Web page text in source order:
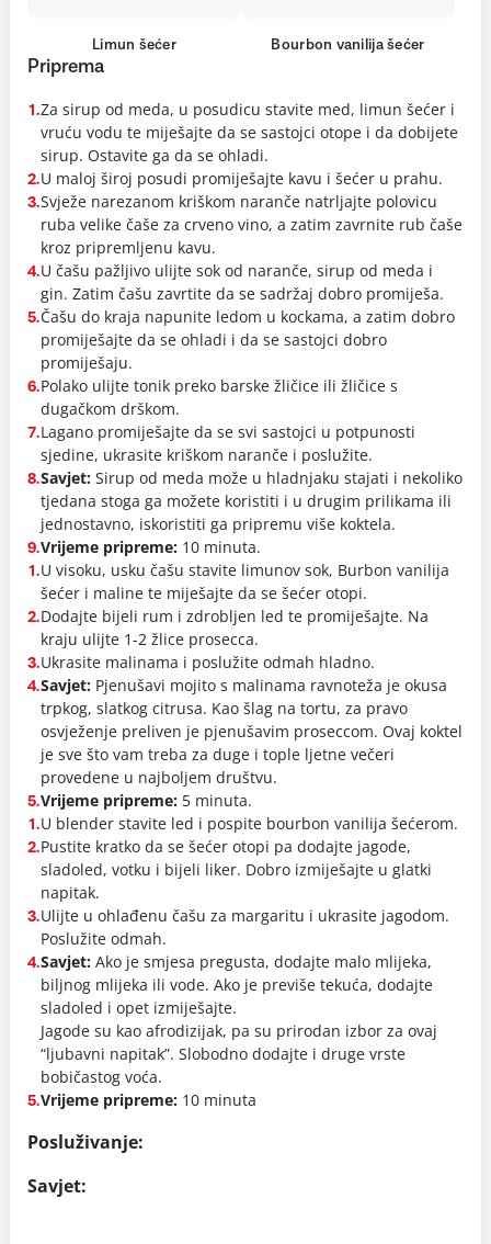
Limun šećer Bourbon vanilija šećer
Priprema
1.Za sirup od meda, u posudicu stavite med, limun šećer i
vruću vodu te miješajte da se sastojci otope i da dobijete
sirup. Ostavite ga da se ohladi.
2.U maloj široj posudi promiješajte kavu i šećer u prahu.
3.Svježe narezanom kriškom naranče natrljajte polovicu
ruba velike čaše za crveno vino, a zatim zavrnite rub čaše
kroz pripremljenu kavu.
4.U čašu pažljivo ulijte sok od naranče, sirup od meda i
gin. Zatim čašu zavrtite da se sadržaj dobro promiješa.
5.Čašu do kraja napunite ledom u kockama, a zatim dobro
promiješajte da se ohladi i da se sastojci dobro
promiješaju.
6.Polako ulijte tonik preko barske žličice ili žličice s
dugačkom drškom.
7.Lagano promiješajte da se svi sastojci u potpunosti
sjedine, ukrasite kriškom naranče i poslužite.
8.Savjet:Sirup od meda može u hladnjaku stajati i nekoliko
tjedana stoga ga možete koristiti i u drugim prilikama ili
jednostavno, iskoristiti ga pripremu više koktela.
9.Vrijeme pripreme: 10 minuta.
1.U visoku, usku čašu stavite limunov sok, Burbon vanilija
šećer i maline te miješajte da se šećer otopi.
2.Dodajte bijeli rum i zdrobljen led te promiješajte. Na
kraju ulijte 1-2 žlice prosecca.
3.Ukrasite malinama i poslužite odmah hladno.
4.Savjet: Pjenušavi mojito s malinama ravnoteža je okusa
trpkog, slatkog citrusa. Kao šlag na tortu, za pravo
osvježenje preliven je pjenušavim proseccom. Ovaj koktel
je sve što vam treba za duge i tople ljetne večeri
provedene u najboljem društvu.
5.Vrijeme pripreme:5 minuta.
1.U blender stavite led i pospite bourbon vanilija šećerom.
2.Pustite kratko da se šećer otopi pa dodajte jagode,
sladoled, votku i bijeli liker. Dobro izmiješajte u glatki
napitak.
3.Ulijte u ohlađenu čašu za margaritu i ukrasite jagodom.
Poslužite odmah.
4.Savjet: Ako je smjesa pregusta, dodajte malo mlijeka,
biljnog mlijeka ili vode. Ako je previše tekuća, dodajte
sladoled i opet izmiješajte.
Jagode su kao afrodizijak, pa su prirodan izbor za ovaj
“ljubavni napitak”. Slobodno dodajte i druge vrste
bobičastog voća.
5.Vrijeme pripreme:10 minuta
Posluživanje:
Savjet: